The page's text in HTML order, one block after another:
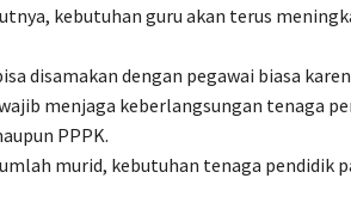
kebutuhan guru akan terus
disamakan dengan pegawai biasa
menjaga keberlangsungan tenaga
PPPK.
murid, kebutuhan tenaga pendidik